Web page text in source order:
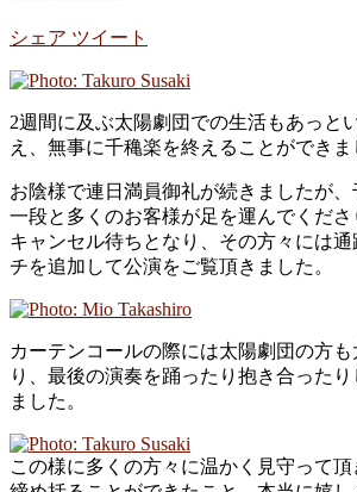
シェア ツイート
2週間に及ぶ太陽劇団での生活もあっと
え、無事に千穐楽を終えることができま
お陰様で連日満員御礼が続きましたが
一段と多くのお客様が足を運んでくだ
キャンセル待ちとなり、その方々には
チを追加して公演をご覧頂きました。
カーテンコールの際には太陽劇団の方も
り、最後の演奏を踊ったり抱き合った
ました。
この様に多くの方々に温かく見守って